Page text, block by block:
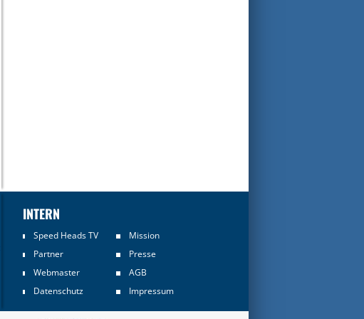
INTERN
Speed Heads TV
Mission
Partner
Presse
Webmaster
AGB
Datenschutz
Impressum